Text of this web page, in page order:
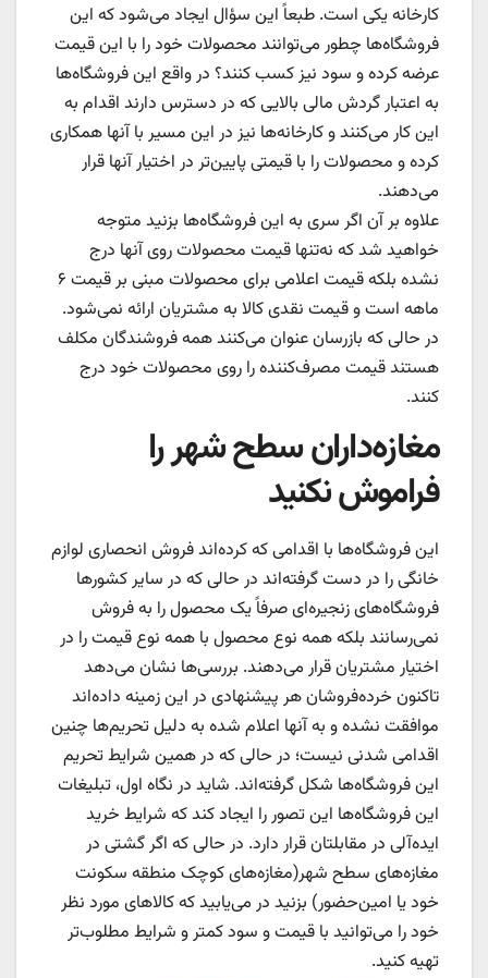
کارخانه یکی است. طبعاً این سؤال ایجاد می‌شود که این
فروشگاه‌ها چطور می‌توانند محصولات خود را با این قیمت
عرضه کرده و سود نیز کسب کنند؟ در واقع این فروشگاه‌ها
به اعتبار گردش مالی بالایی که در دسترس دارند اقدام به
این کار می‌کنند و کارخانه‌ها نیز در این مسیر با آنها همکاری
کرده و محصولات را با قیمتی پایین‌تر در اختیار آنها قرار
می‌دهند.
علاوه بر آن اگر سری به این فروشگاه‌ها بزنید متوجه
خواهید شد که نه‌تنها قیمت محصولات روی آنها درج
نشده بلکه قیمت اعلامی برای محصولات مبنی بر قیمت ۶
ماهه است و قیمت نقدی کالا به مشتریان ارائه نمی‌شود.
در حالی که بازرسان عنوان می‌کنند همه فروشندگان مکلف
هستند قیمت مصرف‌کننده را روی محصولات خود درج
کنند.
مغازه‌داران سطح شهر را
فراموش نکنید
این فروشگاه‌ها با اقدامی که کرده‌اند فروش انحصاری لوازم
خانگی را در دست گرفته‌اند در حالی که در سایر کشورها
فروشگاه‌های زنجیره‌ای صرفاً یک محصول را به فروش
نمی‌رسانند بلکه همه نوع محصول با همه نوع قیمت را در
اختیار مشتریان قرار می‌دهند. بررسی‌ها نشان می‌دهد
تاکنون خرده‌فروشان هر پیشنهادی در این زمینه داده‌اند
موافقت نشده و به آنها اعلام شده به دلیل تحریم‌ها چنین
اقدامی شدنی نیست؛ در حالی که در همین شرایط تحریم
این فروشگاه‌ها شکل گرفته‌اند. شاید در نگاه اول، تبلیغات
این فروشگاه‌ها این تصور را ایجاد کند که شرایط خرید
ایده‌آلی در مقابلتان قرار دارد. در حالی که اگر گشتی در
مغازه‌های سطح شهر(مغازه‌های کوچک منطقه سکونت
خود یا امین‌حضور) بزنید در می‌یابید که کالاهای مورد نظر
خود را می‌توانید با قیمت و سود کمتر و شرایط مطلوب‌تر
تهیه کنید.